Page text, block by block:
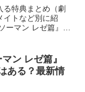
る特典まとめ（劇
イトなど別に紹
ーマン レゼ篇』の
が異なるため、
な...
ン レゼ篇』
ある？最新情